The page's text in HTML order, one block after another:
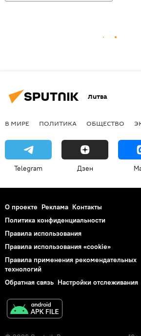
Литва
В МИРЕ ПОЛИТИКА ОБЩЕСТВО
Telegram Дзен
О проекте Реклама Контакты
Политика конфиденциальности
Правила использования
Правила использования «cookie»
Правила применения рекомендательных
технологий
Обратная связь Настройки отслеживания